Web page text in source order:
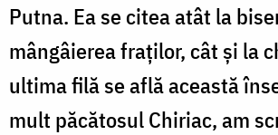
Putna. Ea se citea atât la
mângâierea fraţilor, cât şi la
ultima filă se află această
mult păcătosul Chiriac, am